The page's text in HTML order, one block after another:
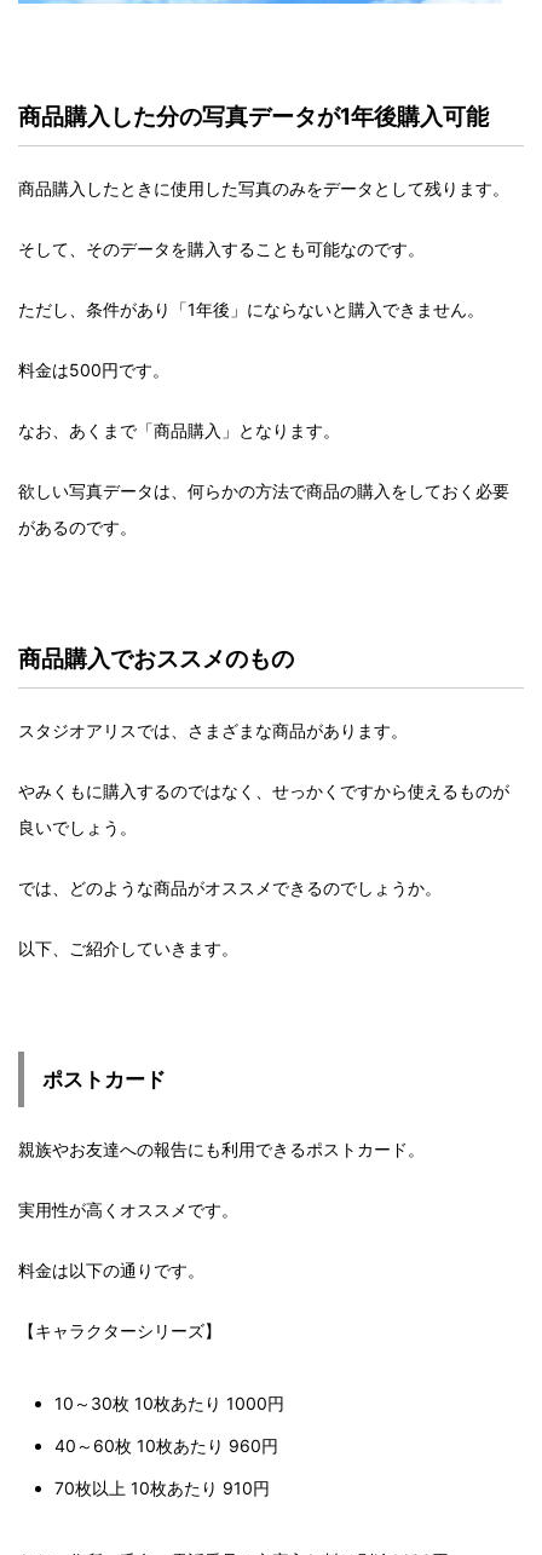
商品購入した分の写真データが1年後購入可能
商品購入したときに使用した写真のみをデータとして残ります。
そして、そのデータを購入することも可能なのです。
ただし、条件があり「1年後」にならないと購入できません。
料金は500円です。
なお、あくまで「商品購入」となります。
欲しい写真データは、何らかの方法で商品の購入をしておく必要
があるのです。
商品購入でおススメのもの
スタジオアリスでは、さまざまな商品があります。
やみくもに購入するのではなく、せっかくですから使えるものが
良いでしょう。
では、どのような商品がオススメできるのでしょうか。
以下、ご紹介していきます。
ポストカード
親族やお友達への報告にも利用できるポストカード。
実用性が高くオススメです。
料金は以下の通りです。
【キャラクターシリーズ】
10～30枚 10枚あたり 1000円
40～60枚 10枚あたり 960円
70枚以上 10枚あたり 910円